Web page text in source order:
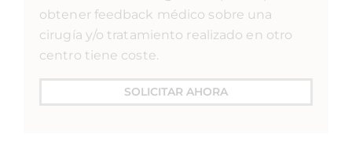
obtener feedback médico sobre una
cirugía y/o tratamiento realizado en otro
centro tiene coste.
SOLICITAR AHORA